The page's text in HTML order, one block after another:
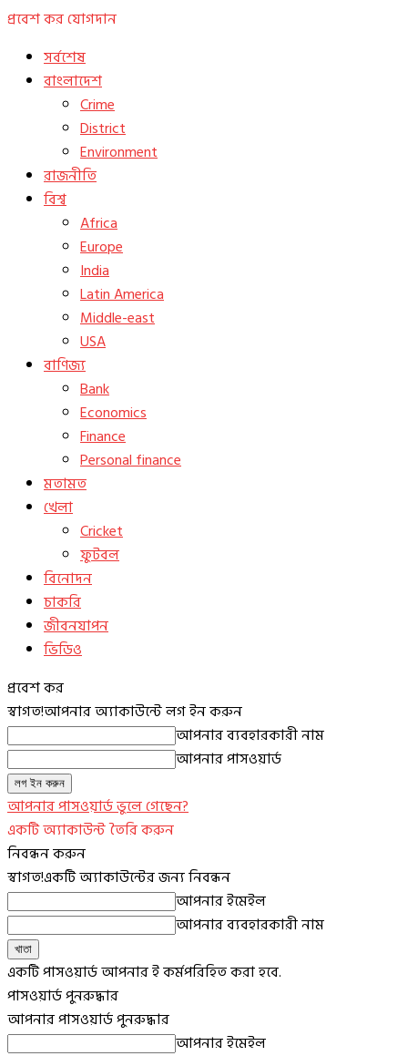
প্রবেশ করযোগদান
সর্বশেষ
বাংলাদেশ
Crime
District
Environment
রাজনীতি
বিশ্ব
Africa
Europe
India
Latin America
Middle-east
USA
বাণিজ্য
Bank
Economics
Finance
Personal finance
মতামত
খেলা
Cricket
ফুটবল
বিনোদন
চাকরি
জীবনযাপন
ভিডিও
প্রবেশ কর
স্বাগত!আপনার অ্যাকাউন্টে লগ ইন করুন
আপনার ব্যবহারকারী নাম
আপনার পাসওয়ার্ড
আপনার পাসওয়ার্ড ভুলে গেছেন?
একটি অ্যাকাউন্ট তৈরি করুন
নিবন্ধন করুন
স্বাগত!একটি অ্যাকাউন্টের জন্য নিবন্ধন
আপনার ইমেইল
আপনার ব্যবহারকারী নাম
একটি পাসওয়ার্ড আপনার ই কর্মপরিহিত করা হবে.
পাসওয়ার্ড পুনরুদ্ধার
আপনার পাসওয়ার্ড পুনরুদ্ধার
আপনার ইমেইল